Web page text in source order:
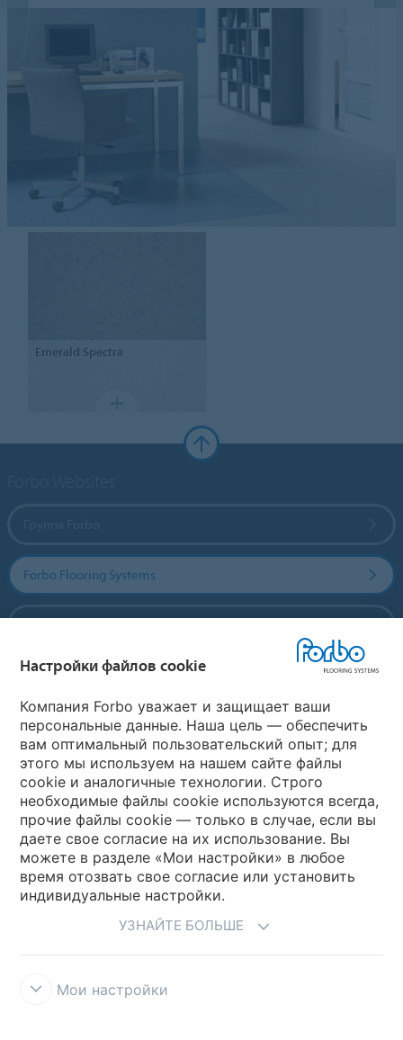
Emerald Spectra
Forbo Flooring Systems
Выберите страну
Выберите вашу страну
My Forbo
Где купить
Настройки файлов cookie
Компания Forbo уважает и защищает ваши
персональные данные. Наша цель — обеспечить
вам оптимальный пользовательский опыт; для
этого мы используем на нашем сайте файлы
cookie и аналогичные технологии. Строго
необходимые файлы cookie используются всегда,
прочие файлы cookie — только в случае, если вы
даете свое согласие на их использование. Вы
можете в разделе «Мои настройки» в любое
время отозвать свое согласие или установить
индивидуальные настройки.
УЗНАЙТЕ БОЛЬШЕ
Мои настройки